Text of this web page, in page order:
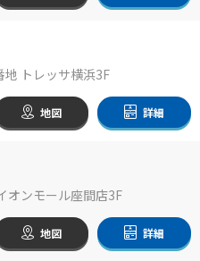
トレッサ横浜3F
地図 詳細
オンモール座間店3F
地図 詳細